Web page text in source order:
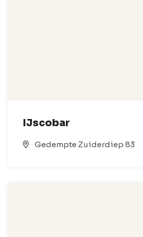
IJscobar
Gedempte Zuiderdiep 83